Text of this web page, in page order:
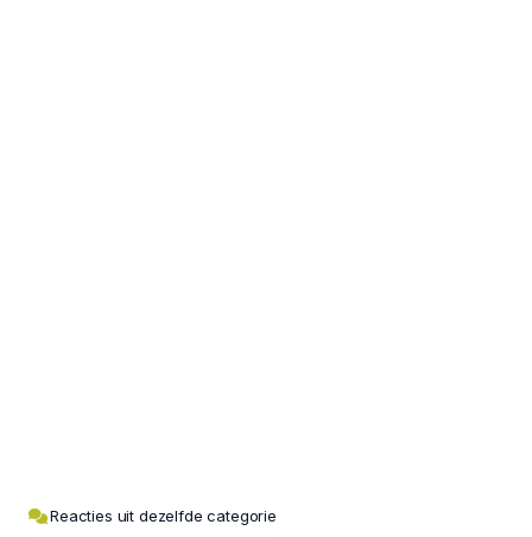
Reacties uit dezelfde categorie